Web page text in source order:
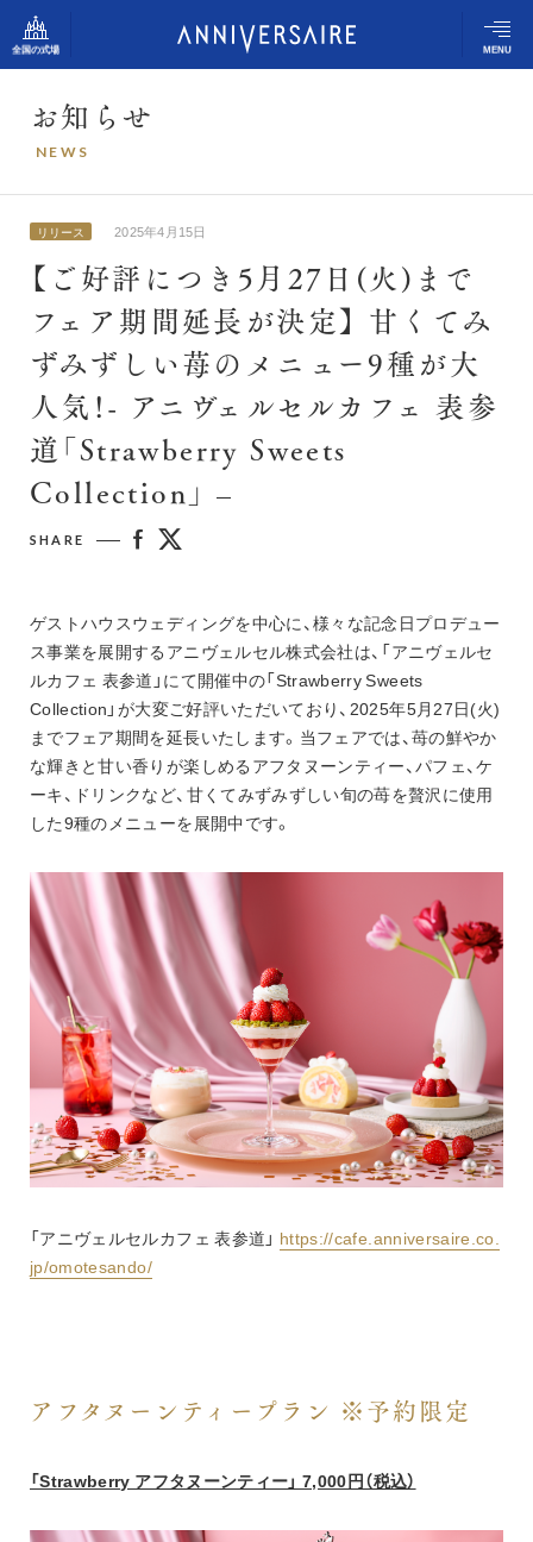
お知 ら せ
N E W S
リリース 2025年4月15日
【ご好評につき5月27日(火)まで
フェア期間延長が決定】 甘くてみ
ずみずしい苺のメニュー9種が大
人気！- アニヴェルセルカフェ 表参
道「Strawberry Sweets
Collection」 –
SHARE
ゲストハウスウェディングを中心に、様々な記念日プロデュー
ス事業を展開するアニヴェルセル株式会社は、「アニヴェルセ
ルカフェ 表参道」にて開催中の「Strawberry Sweets
Collection」が大変ご好評いただいており、2025年5月27日(火)
までフェア期間を延長いたします。当フェアでは、苺の鮮やか
な輝きと甘い香りが楽しめるアフタヌーンティー、パフェ、ケ
ーキ、ドリンクなど、甘くてみずみずしい旬の苺を贅沢に使用
した9種のメニューを展開中です。
「アニヴェルセルカフェ 表参道」 https://cafe.anniversaire.co.
jp/omotesando/
アフタヌーンティープラン ※予約限定
「Strawberry アフタヌーンティー」 7,000円（税込）
MENU
全国の式場
アニヴェルセルの想い
結婚式の流れ
アニヴェルセルの姿勢
スタッフスナップ
ふたりの体験談
式場のご案内
お知らせ
アニヴェルセル みなとみらい横浜
アニヴェルセル ヒルズ横浜（新横浜）
アニヴェルセル 大宮
アニヴェルセル 長野
アニヴェルセル 白壁（名古屋）
アニヴェルセル 江坂（新大阪）